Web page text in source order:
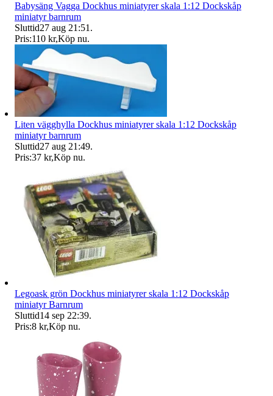
Babysäng Vagga Dockhus miniatyrer skala 1:12 Dockskåp
miniatyr barnrum
Sluttid27 aug 21:51 .
Pris:110 kr,Köp nu.
Liten vägghylla Dockhus miniatyrer skala 1:12 Dockskåp
miniatyr barnrum
Sluttid27 aug 21:49.
Pris:37 kr,Köp nu.
Legoask grön Dockhus miniatyrer skala 1:12 Dockskåp
miniatyr Barnrum
Sluttid14 sep 22:39.
Pris:8 kr,Köp nu.